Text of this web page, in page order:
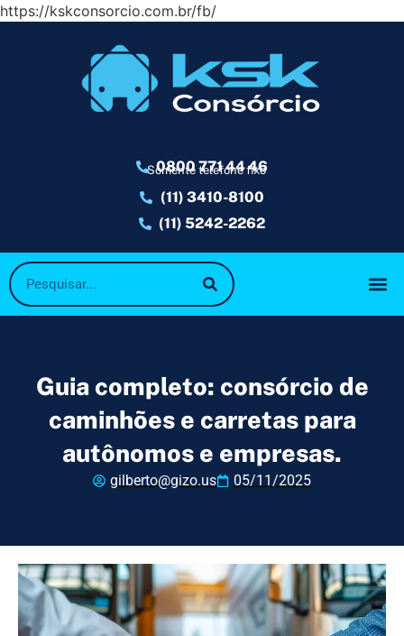
https://kskconsorcio.com.br/fb/
0800 771 44 46
Somente telefone fixo
(11) 3410-8100
(11) 5242-2262
Guia completo: consórcio de
caminhões e carretas para
autônomos e empresas.
gilberto@gizo.us 05/11/2025